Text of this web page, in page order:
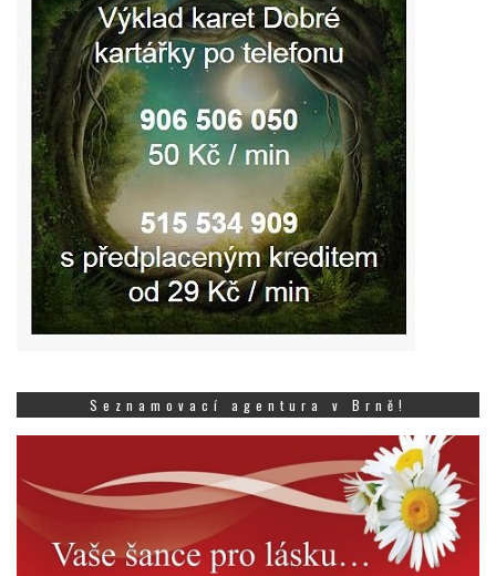
Seznamovací agentura v Brně!